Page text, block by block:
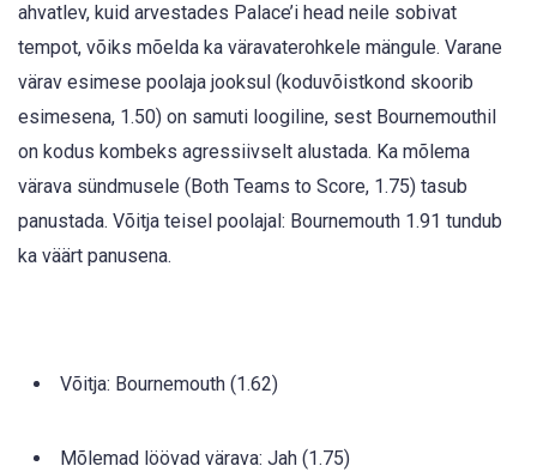
ahvatlev, kuid arvestades Palace’i head neile sobivat
tempot, võiks mõelda ka väravaterohkele mängule. Varane
värav esimese poolaja jooksul (koduvõistkond skoorib
esimesena, 1.50) on samuti loogiline, sest Bournemouthil
on kodus kombeks agressiivselt alustada. Ka mõlema
värava sündmusele (Both Teams to Score, 1.75) tasub
panustada. Võitja teisel poolajal: Bournemouth 1.91 tundub
ka väärt panusena.
Võitja: Bournemouth (1.62)
Mõlemad löövad värava: Jah (1.75)